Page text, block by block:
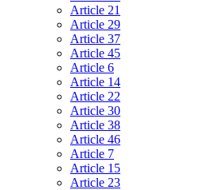
Article 21
Article 29
Article 37
Article 45
Article 6
Article 14
Article 22
Article 30
Article 38
Article 46
Article 7
Article 15
Article 23